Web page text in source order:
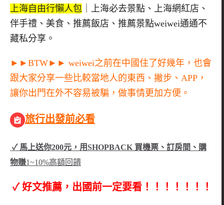
上海自由行懶人包 ｜上海必去景點、上海網紅店、
伴手禮、美食、推薦飯店、推薦景點weiwei通通不
藏私分享。
►►BTW►► weiwei之前在中國住了好幾年，也會
跟大家分享一些比較當地人的東西、撇步、APP，
讓你出門在外不容易被騙，做事情更加方便。
旅行出發前必看
✓ 馬上送你200元，用SHOPBACK 買機票、訂房間、購
物賺1~10%高額回饋
✓ 好文推薦，出國前一定要看！！！！！！！